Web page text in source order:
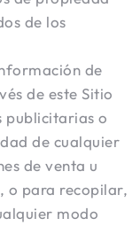
de los
de
de este Sitio
publicitarias o
de cualquier
de venta u
o para recopilar,
modo